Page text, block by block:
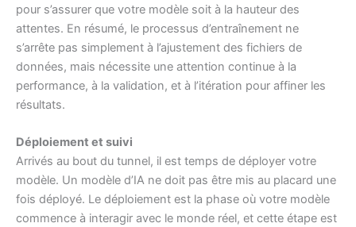
pour s’assurer que votre modèle soit à la hauteur des
attentes. En résumé, le processus d’entraînement ne
s’arrête pas simplement à l’ajustement des fichiers de
données, mais nécessite une attention continue à la
performance, à la validation, et à l’itération pour affiner les
résultats.
Déploiement et suivi
Arrivés au bout du tunnel, il est temps de déployer votre
modèle. Un modèle d’IA ne doit pas être mis au placard une
fois déployé. Le déploiement est la phase où votre modèle
commence à interagir avec le monde réel, et cette étape est